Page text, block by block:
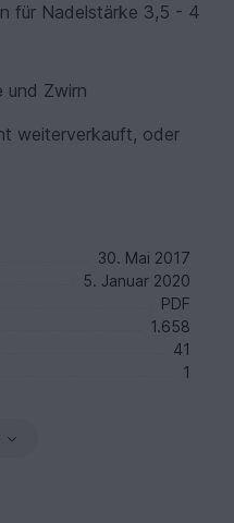
für Nadelstärke 3,5 - 4
und Zwirn
weiterverkauft, oder
30. Mai 2017
5. Januar 2020
PDF
1.658
41
1